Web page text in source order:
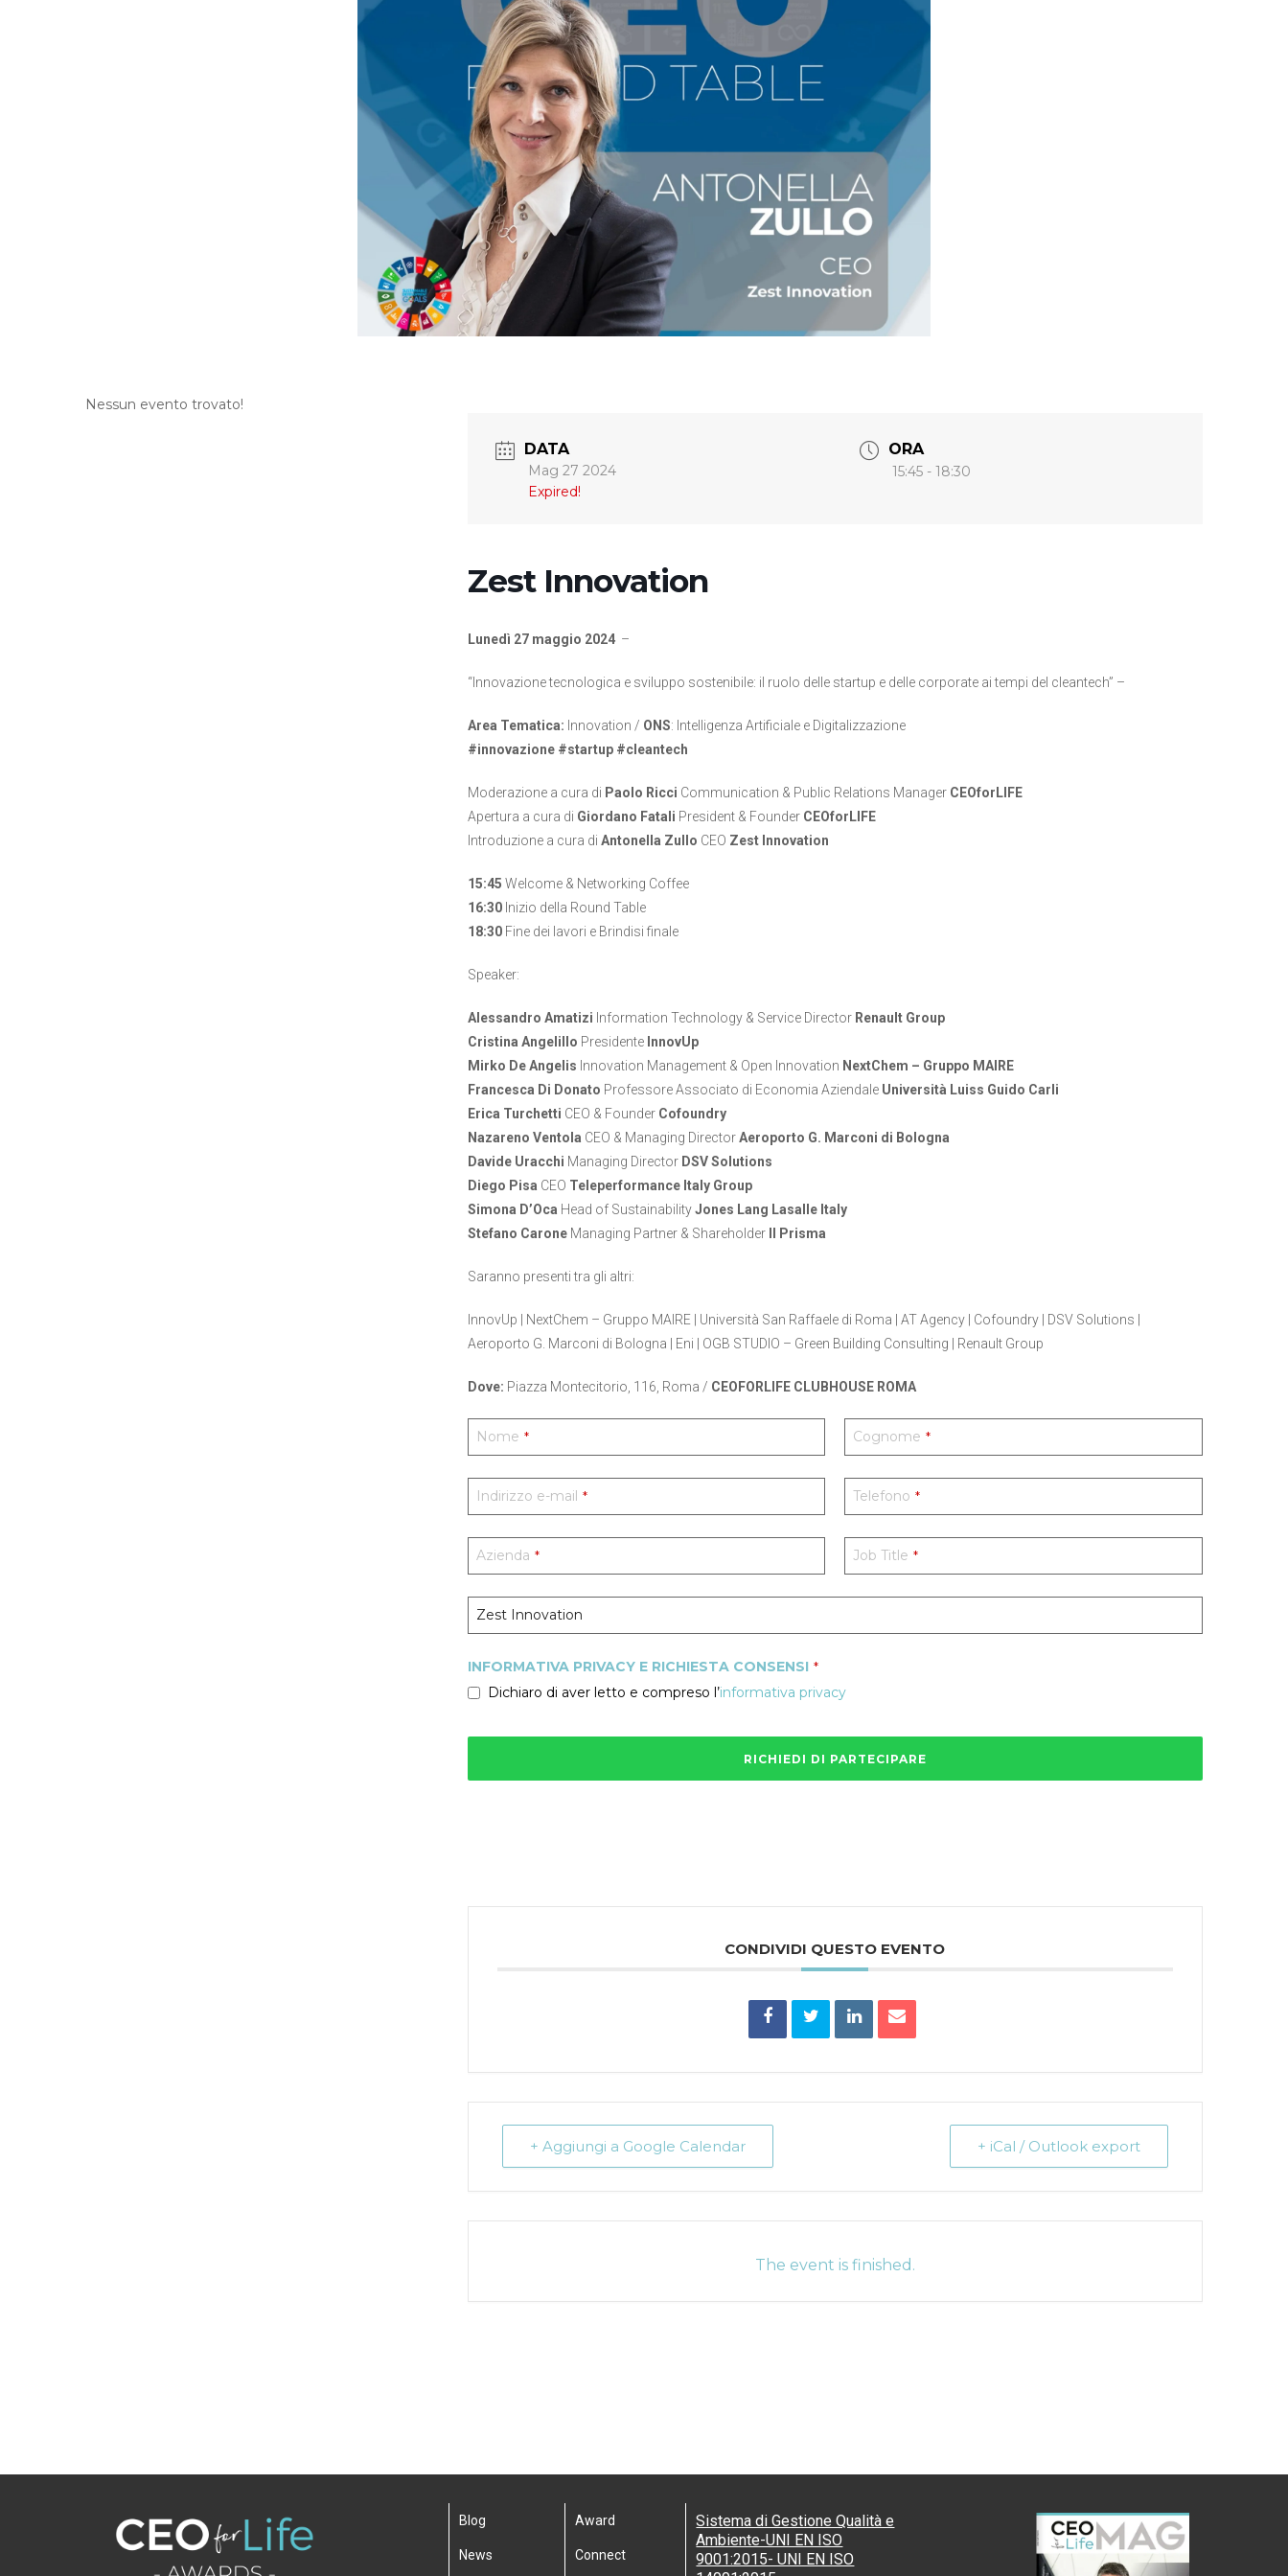
Nessun evento trovato!
DATA
Mag 27 2024
Expired!
ORA
15:45 - 18:30
Zest Innovation
Lunedì 27 maggio 2024 –
“Innovazione tecnologica e sviluppo sostenibile: il ruolo delle startup e delle corporate ai tempi del cleantech” –
Area Tematica: Innovation / ONS: Intelligenza Artificiale e Digitalizzazione
#innovazione #startup #cleantech
Moderazione a cura di Paolo Ricci Communication & Public Relations Manager CEOforLIFE
Apertura a cura di Giordano Fatali President & Founder CEOforLIFE
Introduzione a cura di Antonella Zullo CEO Zest Innovation
15:45 Welcome & Networking Coffee
16:30Inizio della Round Table
18:30Fine dei lavori e Brindisi finale
Speaker:
Alessandro Amatizi Information Technology & Service DirectorRenault Group
Cristina Angelillo Presidente InnovUp
Mirko De Angelis Innovation Management & Open Innovation NextChem – Gruppo MAIRE
Francesca Di Donato Professore Associato di Economia Aziendale Università Luiss Guido Carli
Erica Turchetti CEO & FounderCofoundry
Nazareno Ventola CEO & Managing DirectorAeroporto G. Marconi di Bologna
Davide Uracchi Managing Director DSV Solutions
Diego Pisa CEO Teleperformance Italy Group
Simona D’Oca Head of SustainabilityJones Lang Lasalle Italy
Stefano Carone Managing Partner & ShareholderIl Prisma
Saranno presenti tra gli altri:
InnovUp | NextChem – Gruppo MAIRE | Università San Raffaele di Roma | AT Agency | Cofoundry | DSV Solutions |
Aeroporto G. Marconi di Bologna | Eni | OGB STUDIO – Green Building Consulting | Renault Group
Dove: Piazza Montecitorio, 116, Roma / CEOFORLIFE CLUBHOUSE ROMA
Nome *
Indirizzo e-mail *
Azienda *
Cognome *
Telefono *
Job Title *
INFORMATIVA PRIVACY E RICHIESTA CONSENSI *
Dichiaro di aver letto e compreso l’informativa privacy
RICHIEDI DI PARTECIPARE
lasciato
CONDIVIDI QUESTO EVENTO
+ Aggiungi a Google Calendar + iCal / Outlook export
The event is finished.
Blog
News
Award
Connect
Sistema di Gestione Qualità e
Ambiente-UNI EN ISO
9001:2015- UNI EN ISO